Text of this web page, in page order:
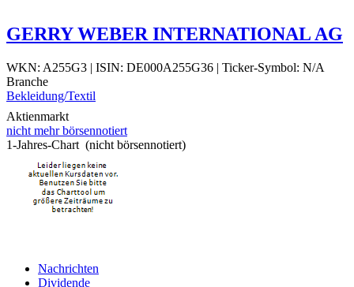
GERRY WEBER INTERNATIONAL AG
WKN: A255G3 | ISIN: DE000A255G36 | Ticker-Symbol: N/A
Branche
Bekleidung/Textil
Aktienmarkt
nicht mehr börsennotiert
1-Jahres-Chart (nicht börsennotiert)
Nachrichten
Dividende